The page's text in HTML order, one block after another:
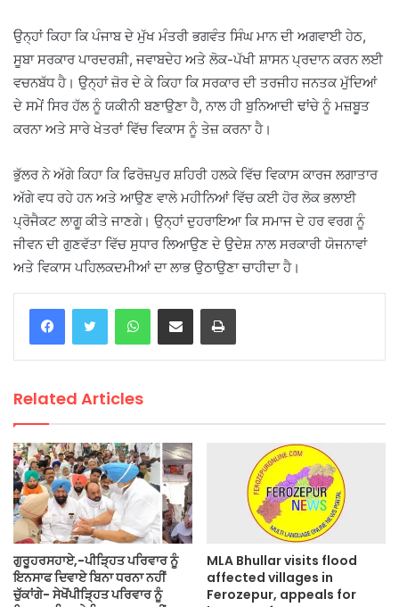
ਉਨ੍ਹਾਂ ਕਿਹਾ ਕਿ ਪੰਜਾਬ ਦੇ ਮੁੱਖ ਮੰਤਰੀ ਭਗਵੰਤ ਸਿੰਘ ਮਾਨ ਦੀ ਅਗਵਾਈ ਹੇਠ,
ਸੂਬਾ ਸਰਕਾਰ ਪਾਰਦਰਸ਼ੀ, ਜਵਾਬਦੇਹ ਅਤੇ ਲੋਕ-ਪੱਖੀ ਸ਼ਾਸਨ ਪ੍ਰਦਾਨ ਕਰਨ ਲਈ
ਵਚਨਬੱਧ ਹੈ। ਉਨ੍ਹਾਂ ਜ਼ੋਰ ਦੇ ਕੇ ਕਿਹਾ ਕਿ ਸਰਕਾਰ ਦੀ ਤਰਜੀਹ ਜਨਤਕ ਮੁੱਦਿਆਂ
ਦੇ ਸਮੇਂ ਸਿਰ ਹੱਲ ਨੂੰ ਯਕੀਨੀ ਬਣਾਉਣਾ ਹੈ, ਨਾਲ ਹੀ ਬੁਨਿਆਦੀ ਢਾਂਚੇ ਨੂੰ ਮਜ਼ਬੂਤ ​​
ਕਰਨਾ ਅਤੇ ਸਾਰੇ ਖੇਤਰਾਂ ਵਿੱਚ ਵਿਕਾਸ ਨੂੰ ਤੇਜ਼ ਕਰਨਾ ਹੈ।
ਭੁੱਲਰ ਨੇ ਅੱਗੇ ਕਿਹਾ ਕਿ ਫਿਰੋਜ਼ਪੁਰ ਸ਼ਹਿਰੀ ਹਲਕੇ ਵਿੱਚ ਵਿਕਾਸ ਕਾਰਜ ਲਗਾਤਾਰ
ਅੱਗੇ ਵਧ ਰਹੇ ਹਨ ਅਤੇ ਆਉਣ ਵਾਲੇ ਮਹੀਨਿਆਂ ਵਿੱਚ ਕਈ ਹੋਰ ਲੋਕ ਭਲਾਈ
ਪ੍ਰੋਜੈਕਟ ਲਾਗੂ ਕੀਤੇ ਜਾਣਗੇ। ਉਨ੍ਹਾਂ ਦੁਹਰਾਇਆ ਕਿ ਸਮਾਜ ਦੇ ਹਰ ਵਰਗ ਨੂੰ
ਜੀਵਨ ਦੀ ਗੁਣਵੱਤਾ ਵਿੱਚ ਸੁਧਾਰ ਲਿਆਉਣ ਦੇ ਉਦੇਸ਼ ਨਾਲ ਸਰਕਾਰੀ ਯੋਜਨਾਵਾਂ
ਅਤੇ ਵਿਕਾਸ ਪਹਿਲਕਦਮੀਆਂ ਦਾ ਲਾਭ ਉਠਾਉਣਾ ਚਾਹੀਦਾ ਹੈ।
WhatsAppShare via Email Print
Related Articles
ਗੁਰੂਹਰਸਹਾਏ,-ਪੀੜ੍ਹਿਤ ਪਰਿਵਾਰ ਨੂੰ
ਇਨਸਾਫ ਦਿਵਾਏ ਬਿਨਾ ਧਰਨਾ ਨਹੀਂ
ਚੁੱਕਾਂਗੇ- ਸੇਖੋਂਪੀੜ੍ਹਿਤ ਪਰਿਵਾਰ ਨੂੰ
MLA Bhullar visits flood
affected villages in
Ferozepur, appeals for